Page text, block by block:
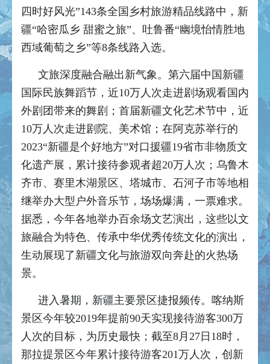
四时好风光”143条全国乡村旅游精品线路中，新
疆“哈密瓜乡 甜蜜之旅”、吐鲁番“幽境怡情胜地
西域葡萄之乡”等8条线路入选。
文旅深度融合融出新气象。第六届中国新疆
国际民族舞蹈节，近10万人次走进剧场观看国内
外剧团带来的舞剧；首届新疆文化艺术节中，近
10万人次走进剧院、美术馆；在阿克苏举行的
2023“新疆是个好地方”对口援疆19省市非物质文
化遗产展，累计接待参观者超20万人次；乌鲁木
齐市、赛里木湖景区、塔城市、石河子市等地相
继举办大型户外音乐节，场场爆满，一票难求。
据悉，今年各地举办百余场文艺演出，这些以文
旅融合为特色、传承中华优秀传统文化的演出，
生动展现了新疆文化与旅游双向奔赴的火热场
景。
进入暑期，新疆主要景区捷报频传。喀纳斯
景区今年较2019年提前90天实现接待游客300万
人次的目标，为历史最快；截至8月27日18时，
那拉提景区今年累计接待游客201万人次，创新